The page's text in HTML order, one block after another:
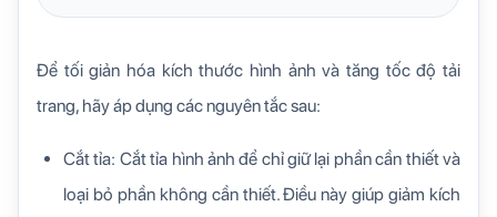
Để tối giản hóa kích thước hình ảnh và tăng tốc độ tải
trang, hãy áp dụng các nguyên tắc sau:
Cắt tỉa: Cắt tỉa hình ảnh để chỉ giữ lại phần cần thiết và
loại bỏ phần không cần thiết. Điều này giúp giảm kích